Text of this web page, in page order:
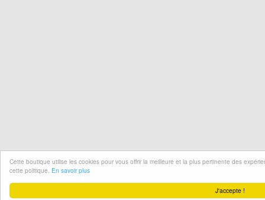
J'accepte !
Cette boutique utilise les cookies pour vous offrir la meilleure et la plus pertinente des
cette politique. En savoir plus